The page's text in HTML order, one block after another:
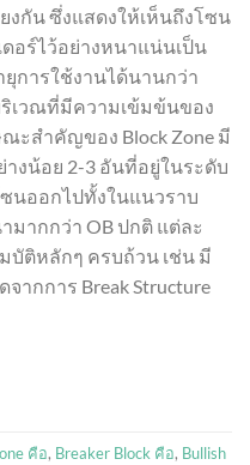
งกัน ซึ่งแสดงให้เห็นถึงโซน
อร์ไว้อย่างหนาแน่นเป็น
ยุการใช้งานได้นานกว่า
ริเวณที่มีความเข้มข้นของ
ณะสำคัญของ Block Zone มี
างน้อย 2-3 อันที่อยู่ในระดับ
นออกไปทั้งในแนวราบ
มากกว่า OB ปกติ แต่ละ
บัติหลักๆ ครบถ้วน เช่น มี
ากการ Break Structure
คือ, Breaker Block คือ, Bullish